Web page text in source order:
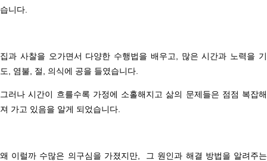
습니다
집과 사찰을 오가면서 다양한 수행법을 배우고, 많은 시간과 노력을 기
도
염불 절 의식에 공을 들였습니다
그러나 시간이 흐를수록 가정에 소홀해지고 삶의 문제들은 점점 복잡해
져 가고 있음을 알게 되었습니다
왜 이럴까 수많은 의구심을 가졌지만,
그 원인과 해결 방법을 알려주는